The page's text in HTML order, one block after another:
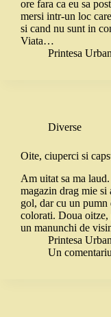
ore fara ca eu sa
mersi intr-un loc
si cand nu sunt in
Viata…
Printesa
Diverse
Oite, ciuperci si
Am uitat sa ma
magazin drag mie
gol, dar cu un
colorati. Doua oitze,
un manunchi de
Printesa
Un comentariu